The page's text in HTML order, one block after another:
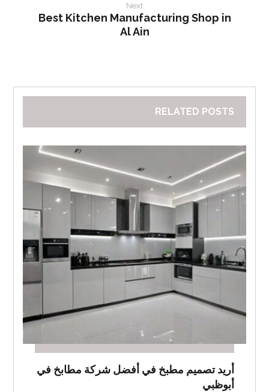
Next
Best Kitchen Manufacturing Shop in
Al Ain
RELATED POSTS
أريد تصميم مطبخ في أفضل شركة مطابخ في
أبوظبي